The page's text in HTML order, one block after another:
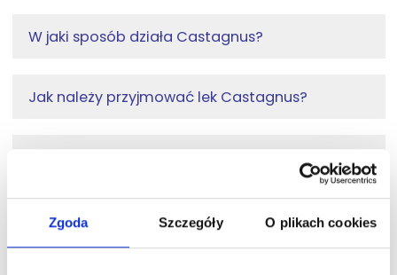
Zgoda Szczegóły O plikach cookies
W jaki sposób działa Castagnus?
Jak należy przyjmować lek Castagnus?
Jak długo należy stosować Castagnus?
Czy lek Castagnus można kupić bez recepty?